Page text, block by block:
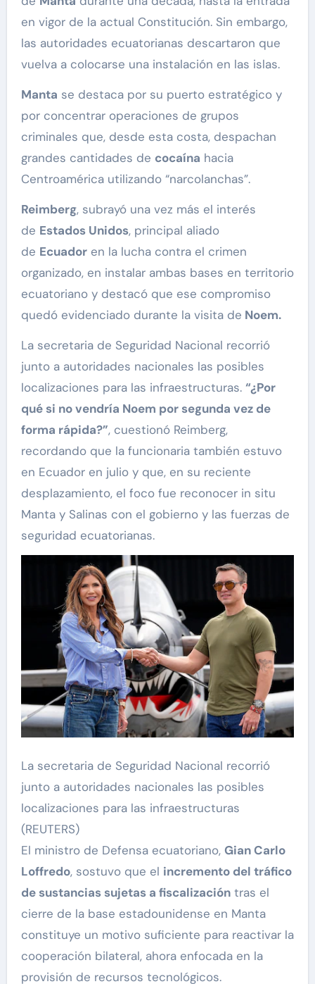
en vigor de la actual Constitución. Sin embargo,
las autoridades ecuatorianas descartaron que
vuelva a colocarse una instalación en las islas.
Manta se destaca por su puerto estratégico y
por concentrar operaciones de grupos
criminales que, desde esta costa, despachan
grandes cantidades de cocaína hacia
Centroamérica utilizando “narcolanchas”.
Reimberg, subrayó una vez más el interés
de Estados Unidos, principal aliado
de Ecuadoren la lucha contra el crimen
organizado, en instalar ambas bases en territorio
ecuatoriano y destacó que ese compromiso
quedó evidenciado durante la visita de Noem.
La secretaria de Seguridad Nacional recorrió
junto a autoridades nacionales las posibles
localizaciones para las infraestructuras. “¿Por
qué si no vendría Noem por segunda vez de
forma rápida?”, cuestionó Reimberg,
recordando que la funcionaria también estuvo
en Ecuador en julio y que, en su reciente
desplazamiento, el foco fue reconocer in situ
Manta y Salinas con el gobierno y las fuerzas de
seguridad ecuatorianas.
La secretaria de Seguridad Nacional recorrió
junto a autoridades nacionales las posibles
localizaciones para las infraestructuras
(REUTERS)
El ministro de Defensa ecuatoriano, Gian Carlo
Loffredo, sostuvo que el incremento del tráfico
de sustancias sujetas a fiscalizacióntras el
cierre de la base estadounidense en Manta
constituye un motivo suficiente para reactivar la
cooperación bilateral, ahora enfocada en la
provisión de recursos tecnológicos.